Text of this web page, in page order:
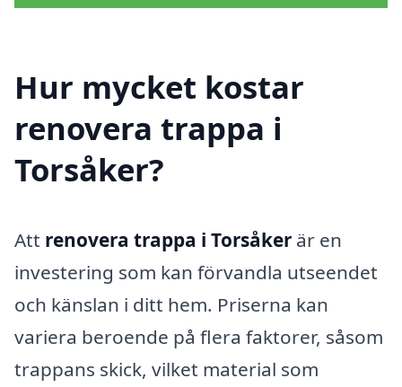
Hur mycket kostar
renovera trappa i
Torsåker?
Att renovera trappa i Torsåker är en
investering som kan förvandla utseendet
och känslan i ditt hem. Priserna kan
variera beroende på flera faktorer, såsom
trappans skick, vilket material som